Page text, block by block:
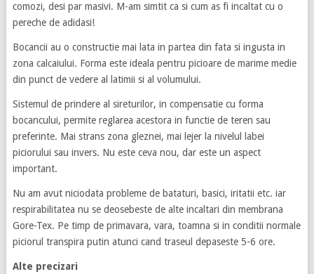
comozi, desi par masivi. M-am simtit ca si cum as fi incaltat cu o
pereche de adidasi!
Bocancii au o constructie mai lata in partea din fata si ingusta in
zona calcaiului. Forma este ideala pentru picioare de marime medie
din punct de vedere al latimii si al volumului.
Sistemul de prindere al sireturilor, in compensatie cu forma
bocancului, permite reglarea acestora in functie de teren sau
preferinte. Mai strans zona gleznei, mai lejer la nivelul labei
piciorului sau invers. Nu este ceva nou, dar este un aspect
important.
Nu am avut niciodata probleme de bataturi, basici, iritatii etc. iar
respirabilitatea nu se deosebeste de alte incaltari din membrana
Gore-Tex. Pe timp de primavara, vara, toamna si in conditii normale
piciorul transpira putin atunci cand traseul depaseste 5-6 ore.
Alte precizari